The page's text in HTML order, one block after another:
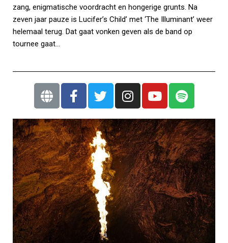
zang, enigmatische voordracht en hongerige grunts. Na
zeven jaar pauze is Lucifer’s Child’ met ‘The Illuminant’ weer
helemaal terug. Dat gaat vonken geven als de band op
tournee gaat…